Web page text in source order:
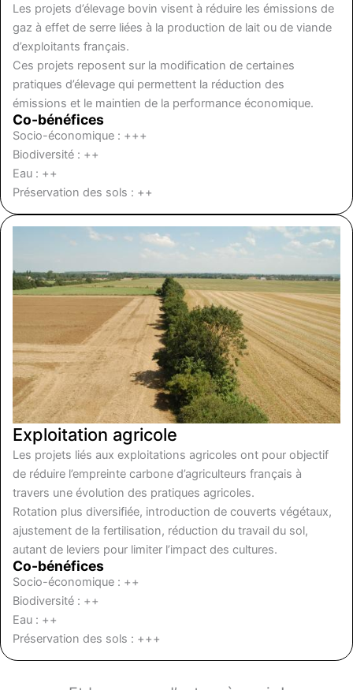
Les projets d’élevage bovin visent à réduire les émissions de
gaz à effet de serre liées à la production de lait ou de viande
d’exploitants français.
Ces projets reposent sur la modification de certaines
pratiques d’élevage qui permettent la réduction des
émissions et le maintien de la performance économique.
Co-bénéfices
Socio-économique : +++
Biodiversité : ++
Eau : ++
Préservation des sols : ++
Exploitation agricole
Les projets liés aux exploitations agricoles ont pour objectif
de réduire l’empreinte carbone d’agriculteurs français à
travers une évolution des pratiques agricoles.
Rotation plus diversifiée, introduction de couverts végétaux,
ajustement de la fertilisation, réduction du travail du sol,
autant de leviers pour limiter l’impact des cultures.
Co-bénéfices
Socio-économique : ++
Biodiversité : ++
Eau : ++
Préservation des sols : +++